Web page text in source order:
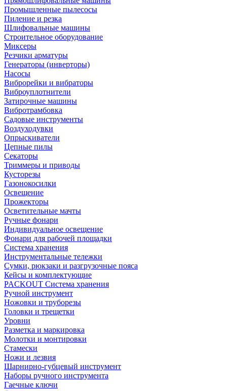
Промышленные пылесосы
Пиление и резка
Шлифовальные машины
Строительное оборудование
Миксеры
Резчики арматуры
Генераторы (инверторы)
Насосы
Виброрейки и вибраторы
Виброуплотнители
Затирочные машины
Вибротрамбовка
Садовые инструменты
Воздуходувки
Опрыскиватели
Цепные пилы
Секаторы
Триммеры и приводы
Кусторезы
Газонокосилки
Освещение
Прожекторы
Осветительные мачты
Ручные фонари
Индивидуальное освещение
Фонари для рабочей площадки
Система хранения
Инструментальные тележки
Сумки, рюкзаки и разгрузочные пояса
Кейсы и комплектующие
PACKOUT Система хранения
Ручной инструмент
Ножовки и труборезы
Головки и трещетки
Уровни
Разметка и маркировка
Молотки и монтировки
Стамески
Ножи и лезвия
Шарнирно-губцевый инструмент
Наборы ручного инструмента
Гаечные ключи